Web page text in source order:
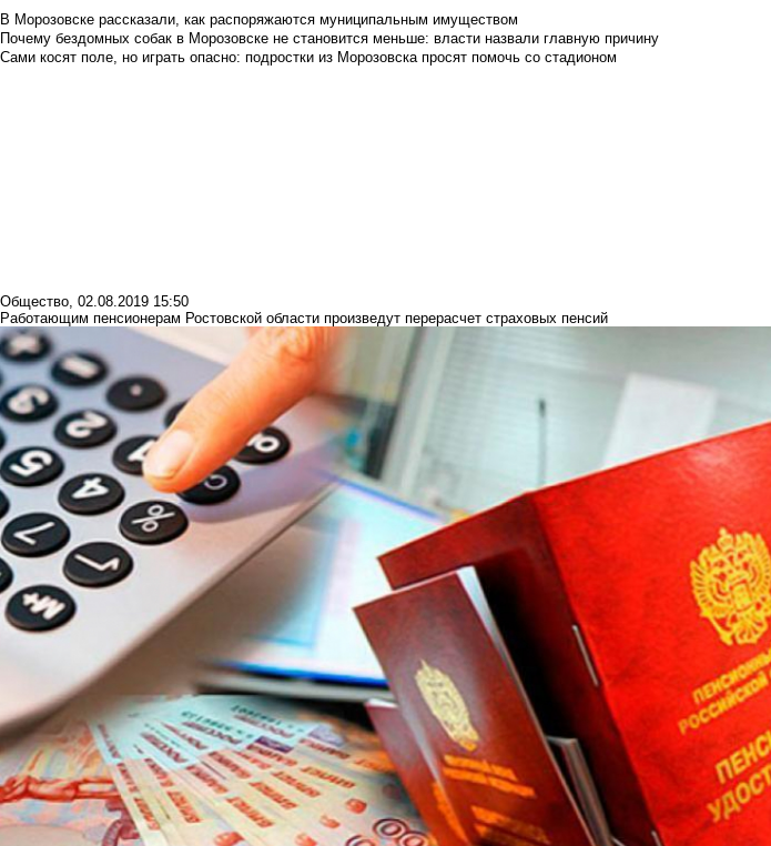
В Морозовске рассказали, как распоряжаются муниципальным имуществом
Почему бездомных собак в Морозовске не становится меньше: власти назвали главную причину
Сами косят поле, но играть опасно: подростки из Морозовска просят помочь со стадионом
Общество, 02.08.2019 15:50
Работающим пенсионерам Ростовской области произведут перерасчет страховых пенсий